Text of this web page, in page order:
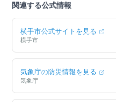
関連する公式情報
横手市公式サイトを見る
横手市
気象庁の防災情報を見る
気象庁